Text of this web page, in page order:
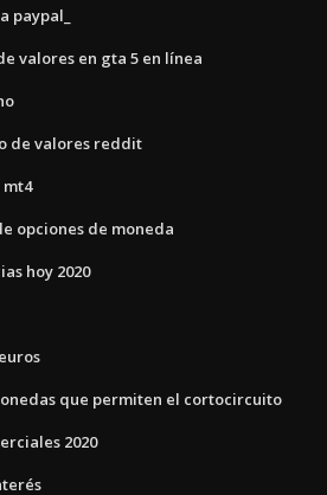
paypal_
valores en gta 5 en línea
de valores reddit
mt4
opciones de moneda
hoy 2020
que permiten el cortocircuito
2020